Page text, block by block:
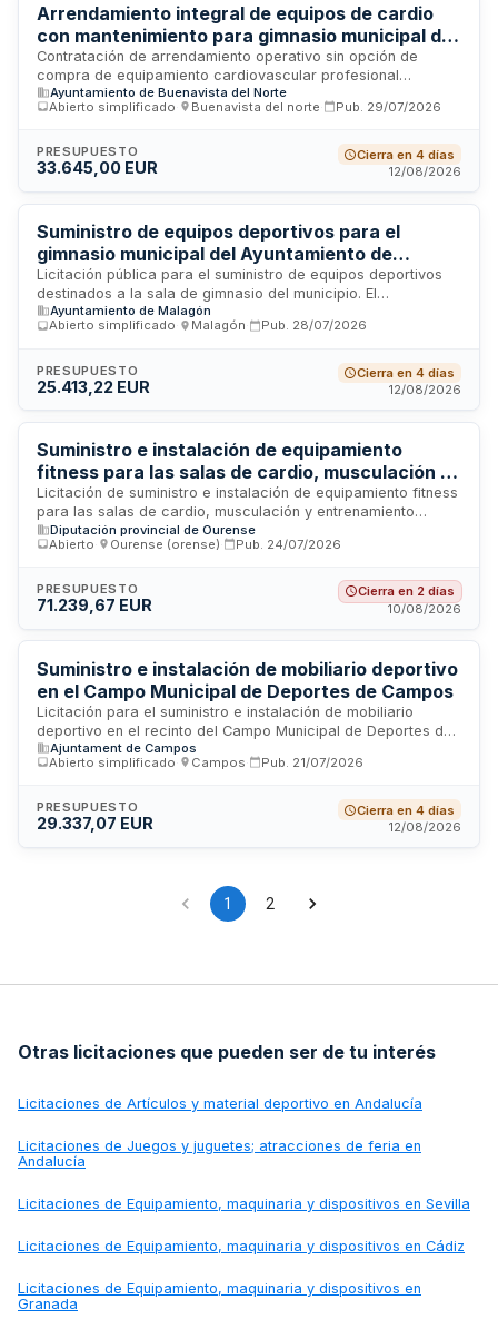
Arrendamiento integral de equipos de cardio
con mantenimiento para gimnasio municipal de
Buenavista del Norte
Contratación de arrendamiento operativo sin opción de
compra de equipamiento cardiovascular profesional
destinado al gimnasio de la piscina municipal. El
suministrador debe incluir transporte, instalación, puesta en
técnica, sustitución de piezas y reposición de máquinas en
caso de avería irreparable, con respuesta a incidencias en
correr, rodantes y máquinas elípticas con formación del
personal y entrega de manuales en español.
Ayuntamiento de Buenavista del Norte
Abierto simplificado
Buenavista del norte Pub. 29/07/2026
PRESUPUESTO
33.645,00 EUR
Cierra en 4 días
12/08/2026
Suministro de equipos deportivos para el
gimnasio municipal del Ayuntamiento de
Malagón
Licitación pública para el suministro de equipos deportivos
destinados a la sala de gimnasio del municipio. El
Ayuntamiento de Malagón requiere garantizar el adecuado
funcionamiento, seguridad y calidad de sus instalaciones
maquinaria y equipamiento especializado. El contrato incluye
la entrega, instalación, formación técnica al personal
plazo máximo de veinticuatro horas laborables ante
cualquier incidencia.
Ayuntamiento de Malagón
Abierto simplificado
Malagón Pub. 28/07/2026
PRESUPUESTO
25.413,22 EUR
Cierra en 4 días
12/08/2026
Suministro e instalación de equipamiento
fitness para las salas de cardio, musculación y
entrenamiento híbrido del Pazo de los Deportes
Paco Paz de Ourense
Licitación de suministro e instalación de equipamiento fitness
para las salas de cardio, musculación y entrenamiento
híbrido del Pazo de los Deportes Paco Paz de Ourense. El
contrato comprende la adquisición de máquinas con
descarga, montaje e instalación en las instalaciones
deportivas, así como formación básica presencial de tres
contratante. El plazo máximo de ejecución se establece en
cuarenta y cinco días naturales desde la formalización del
contrato.
Diputación provincial de Ourense
Abierto
Ourense (orense) Pub. 24/07/2026
PRESUPUESTO
71.239,67 EUR
Cierra en 2 días
10/08/2026
Suministro e instalación de mobiliario deportivo
en el Campo Municipal de Deportes de Campos
Licitación para el suministro e instalación de mobiliario
deportivo en el recinto del Campo Municipal de Deportes de
Campos. El contratista adjudicatario deberá ejecutar los
trabajos de acuerdo con la memoria valorada y normativa
organitzativa y profesional necesaria. Los trabajos se
entregarán completamente acabados, en correcto estado
Ajuntament de Campos
Abierto simplificado
Campos Pub. 21/07/2026
PRESUPUESTO
29.337,07 EUR
Cierra en 4 días
12/08/2026
1 2
Otras licitaciones que pueden ser de tu interés
Licitaciones de Artículos y material deportivo en Andalucía
Licitaciones de Juegos y juguetes; atracciones de feria en
Andalucía
Licitaciones de Equipamiento, maquinaria y dispositivos en Sevilla
Licitaciones de Equipamiento, maquinaria y dispositivos en Cádiz
Licitaciones de Equipamiento, maquinaria y dispositivos en
Granada